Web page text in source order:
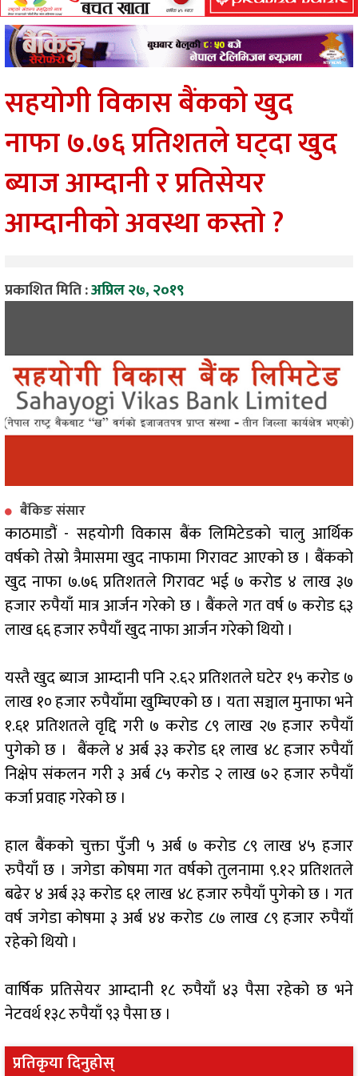
सहयोगी विकास बैंकको खुद
नाफा ७.७६ प्रतिशतले घट्दा खुद
ब्याज आम्दानी र प्रतिसेयर
आम्दानीको अवस्था कस्तो ?
प्रकाशित मिति :अप्रिल २७, २०१९
बैंकिङ संसार
काठमाडौं - सहयोगी विकास बैंक लिमिटेडको चालु आर्थिक
वर्षको तेस्रो त्रैमासमा खुद नाफामा गिरावट आएको छ । बैंकको
खुद नाफा ७.७६ प्रतिशतले गिरावट भई ७ करोड ४ लाख ३७
हजार रुपैयाँ मात्र आर्जन गरेको छ । बैंकले गत वर्ष ७ करोड ६३
लाख ६६ हजार रुपैयाँ खुद नाफा आर्जन गरेको थियो ।
यस्तै खुद ब्याज आम्दानी पनि २.६२ प्रतिशतले घटेर १५ करोड ७
लाख १० हजार रुपैयाँमा खुम्चिएको छ । यता सञ्चाल मुनाफा भने
१.६१ प्रतिशतले वृद्दि गरी ७ करोड ८९ लाख २७ हजार रुपैयाँ
पुगेको छ । बैंकले ४ अर्ब ३३ करोड ६१ लाख ४८ हजार रुपैयाँ
निक्षेप संकलन गरी ३ अर्ब ८५ करोड २ लाख ७२ हजार रुपैयाँ
कर्जा प्रवाह गरेको छ ।
हाल बैंकको चुक्ता पुँजी ५ अर्ब ७ करोड ८९ लाख ४५ हजार
रुपैयाँ छ । जगेडा कोषमा गत वर्षको तुलनामा ९.१२ प्रतिशतले
बढेर ४ अर्ब ३३ करोड ६१ लाख ४८ हजार रुपैयाँ पुगेको छ । गत
वर्ष जगेडा कोषमा ३ अर्ब ४४ करोड ८७ लाख ८९ हजार रुपैयाँ
रहेको थियो ।
वार्षिक प्रतिसेयर आम्दानी १८ रुपैयाँ ४३ पैसा रहेको छ भने
नेटवर्थ १३८ रुपैयाँ ९३ पैसा छ ।
प्रतिकृया दिनुहोस्